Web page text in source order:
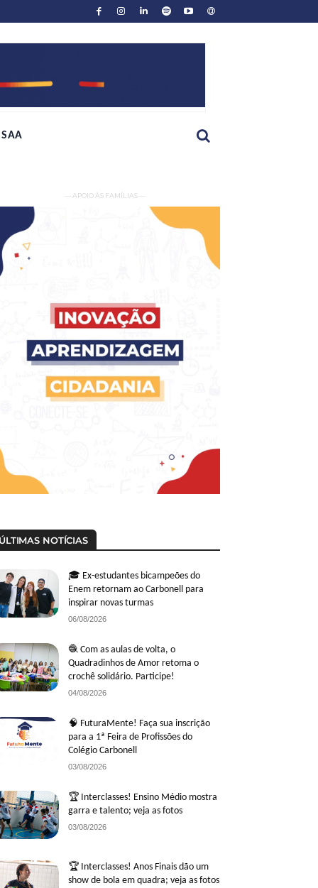
SAA
— APOIO ÀS FAMÍLIAS —
ÚLTIMAS NOTÍCIAS
🎓 Ex-estudantes bicampeões do
Enem retornam ao Carbonell para
inspirar novas turmas
06/08/2026
🧶 Com as aulas de volta, o
Quadradinhos de Amor retoma o
crochê solidário. Participe!
04/08/2026
🧠 FuturaMente! Faça sua inscrição
para a 1ª Feira de Profissões do
Colégio Carbonell
03/08/2026
🏆 Interclasses! Ensino Médio mostra
garra e talento; veja as fotos
03/08/2026
🏆 Interclasses! Anos Finais dão um
show de bola em quadra; veja as fotos